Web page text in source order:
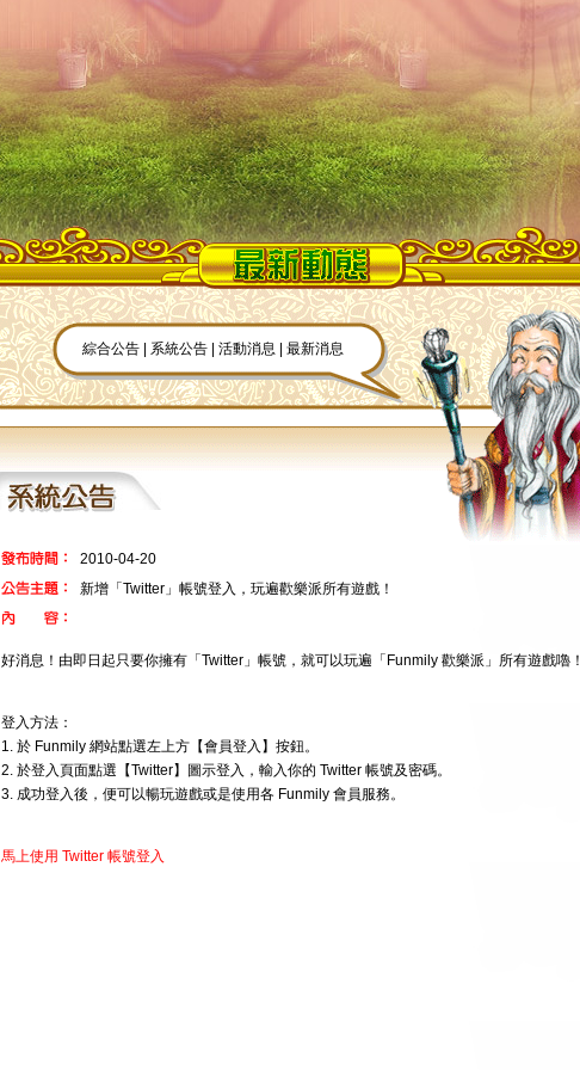
綜合公告 系統公告 活動消息 最新消息
2010-04-20
新增「Twitter」帳號登入，玩遍歡樂派所有遊戲！
好消息！由即日起只要你擁有「Twitter」帳號，就可以玩遍「Funmily 歡樂派」所有遊戲嚕！
登入方法：
1. 於 Funmily 網站點選左上方【會員登入】按鈕。
2. 於登入頁面點選【Twitter】圖示登入，輸入你的 Twitter 帳號及密碼。
3. 成功登入後，便可以暢玩遊戲或是使用各 Funmily 會員服務。
馬上使用 Twitter 帳號登入